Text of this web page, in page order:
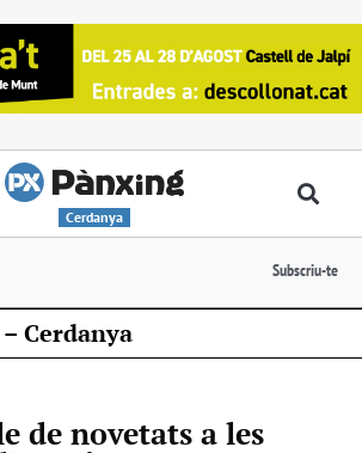
Cerdanya
Subscriu-te
Cerdanya
de novetats a les